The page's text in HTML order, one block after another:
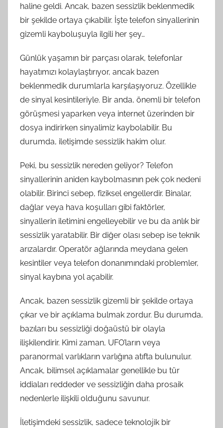
haline geldi. Ancak, bazen sessizlik beklenmedik
bir şekilde ortaya çıkabilir. İşte telefon sinyallerinin
gizemli kayboluşuyla ilgili her şey…
Günlük yaşamın bir parçası olarak, telefonlar
hayatımızı kolaylaştırıyor, ancak bazen
beklenmedik durumlarla karşılaşıyoruz. Özellikle
de sinyal kesintileriyle. Bir anda, önemli bir telefon
görüşmesi yaparken veya internet üzerinden bir
dosya indirirken sinyalimiz kaybolabilir. Bu
durumda, iletişimde sessizlik hakim olur.
Peki, bu sessizlik nereden geliyor? Telefon
sinyallerinin aniden kaybolmasının pek çok nedeni
olabilir. Birinci sebep, fiziksel engellerdir. Binalar,
dağlar veya hava koşulları gibi faktörler,
sinyallerin iletimini engelleyebilir ve bu da anlık bir
sessizlik yaratabilir. Bir diğer olası sebep ise teknik
arızalardır. Operatör ağlarında meydana gelen
kesintiler veya telefon donanımındaki problemler,
sinyal kaybına yol açabilir.
Ancak, bazen sessizlik gizemli bir şekilde ortaya
çıkar ve bir açıklama bulmak zordur. Bu durumda,
bazıları bu sessizliği doğaüstü bir olayla
ilişkilendirir. Kimi zaman, UFO’ların veya
paranormal varlıkların varlığına atıfta bulunulur.
Ancak, bilimsel açıklamalar genellikle bu tür
iddiaları reddeder ve sessizliğin daha prosaik
nedenlerle ilişkili olduğunu savunur.
İletişimdeki sessizlik, sadece teknolojik bir